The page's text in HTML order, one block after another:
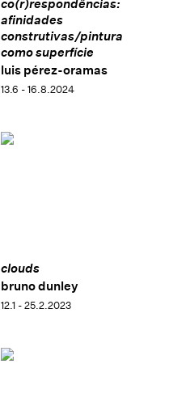
co(r)respondências:
afinidades
construtivas/pintura
como superfície
luis pérez-oramas
13.6 - 16.8.2024
clouds
bruno dunley
12.1 - 25.2.2023